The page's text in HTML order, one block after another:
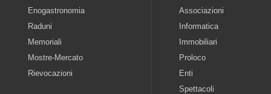
Enogastronomia
Raduni
Memoriali
Mostre-Mercato
Rievocazioni
Associazioni
Informatica
Immobiliari
Proloco
Enti
Spettacoli